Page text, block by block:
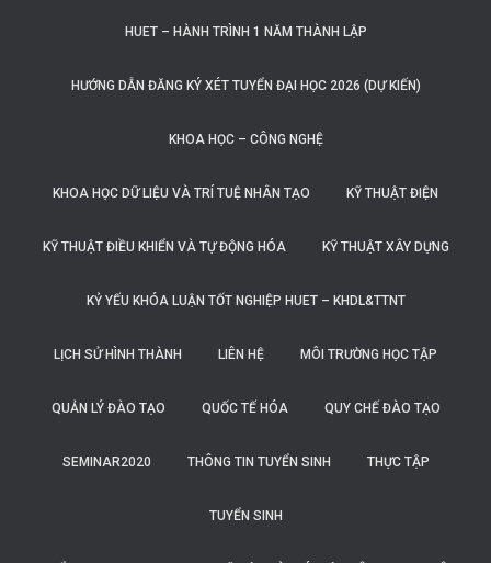
HUET – HÀNH TRÌNH 1 NĂM THÀNH LẬP
HƯỚNG DẪN ĐĂNG KÝ XÉT TUYỂN ĐẠI HỌC 2026 (DỰ KIẾN)
KHOA HỌC – CÔNG NGHỆ
KHOA HỌC DỮ LIỆU VÀ TRÍ TUỆ NHÂN TẠO KỸ THUẬT ĐIỆN
KỸ THUẬT ĐIỀU KHIỂN VÀ TỰ ĐỘNG HÓA KỸ THUẬT XÂY DỰNG
KỶ YẾU KHÓA LUẬN TỐT NGHIỆP HUET – KHDL&TTNT
LỊCH SỬ HÌNH THÀNH LIÊN HỆ MÔI TRƯỜNG HỌC TẬP
QUẢN LÝ ĐÀO TẠO QUỐC TẾ HÓA QUY CHẾ ĐÀO TẠO
SEMINAR2020 THÔNG TIN TUYỂN SINH THỰC TẬP
TUYỂN SINH